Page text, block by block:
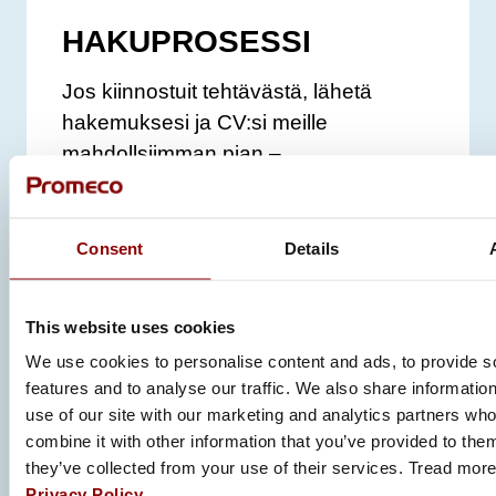
Consent Details
This website uses cookies
We use cookies to personalise content and ads, to provide
features and to analyse our traffic. We also share
use of our site with our marketing and analytics partners
combine it with other information that you’ve provided to
they’ve collected from your use of their services. Tread
HAKUPROSESSI
Jos kiinnostuit tehtävästä, lähetä
hakemuksesi ja CV:si meille
mahdollsiimman pian –
viimeistään
LISÄTIETOJA
Tuotantopäällikkö Minna Puumala
Puhelimitse+358405414274tai
sähköpostitse
Haku päättyy28. toukokuuta 2026,
klo 23.59 (Europe/Helsin